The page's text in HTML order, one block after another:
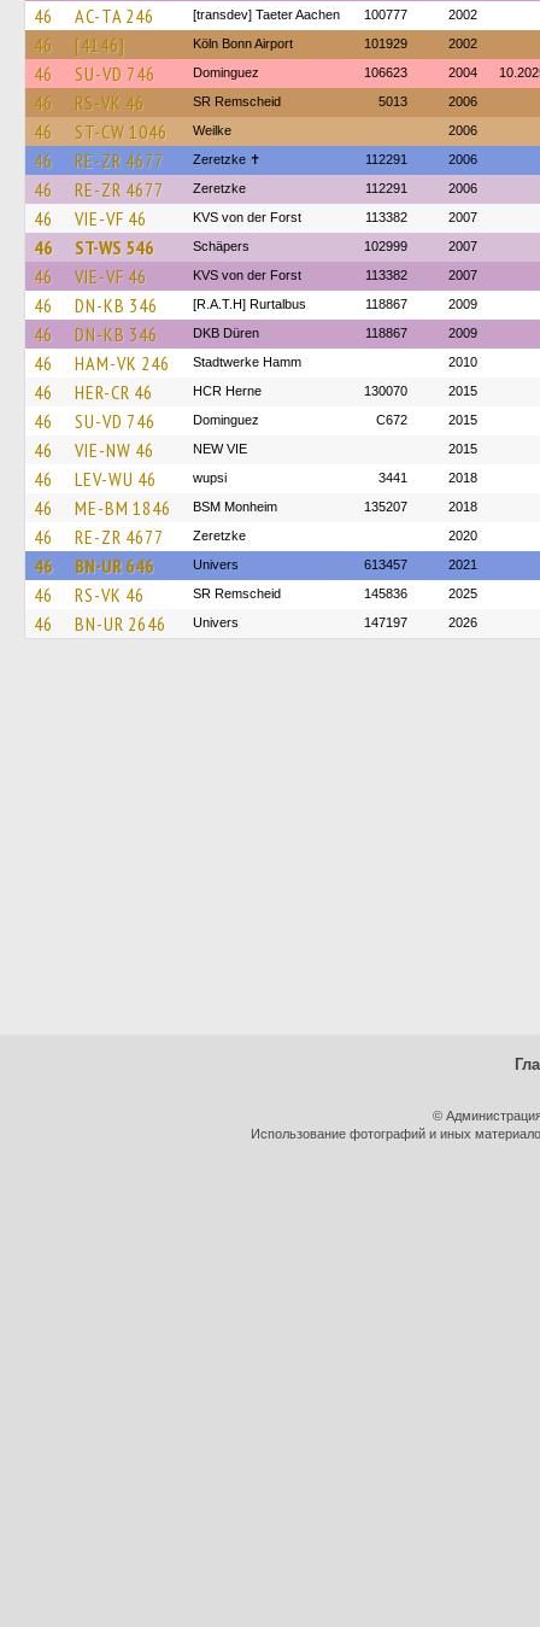
46 AC-TA 246 [transdev] Taeter Aachen 100777 2002
46 [4146] Köln Bonn Airport 101929 2002
46 SU-VD 746 Dominguez 106623 2004
46 RS-VK 46 SR Remscheid 5013 2006
46 ST-CW 1046 Weilke 2006
46 RE-ZR 4677 Zeretzke ✝ 112291 2006
46 RE-ZR 4677 Zeretzke 112291 2006
46 VIE-VF 46 KVS von der Forst 113382 2007
46 ST-WS 546 Schäpers 102999 2007
46 VIE-VF 46 KVS von der Forst 113382 2007
46 DN-KB 346 [R.A.T.H] Rurtalbus 118867 2009
46 DN-KB 346 DKB Düren 118867 2009
46 HAM-VK 246 Stadtwerke Hamm 2010
46 HER-CR 46 HCR Herne 130070 2015
46 SU-VD 746 Dominguez C672 2015
46 VIE-NW 46 NEW VIE 2015
46 LEV-WU 46 wupsi 3441 2018
46 ME-BM 1846 BSM Monheim 135207 2018
46 RE-ZR 4677 Zeretzke 2020
46 BN-UR 646 Univers 613457 2021
46 RS-VK 46 SR Remscheid 145836 2025
46 BN-UR 2646 Univers 147197 2026
©
Использование фотографий и иных